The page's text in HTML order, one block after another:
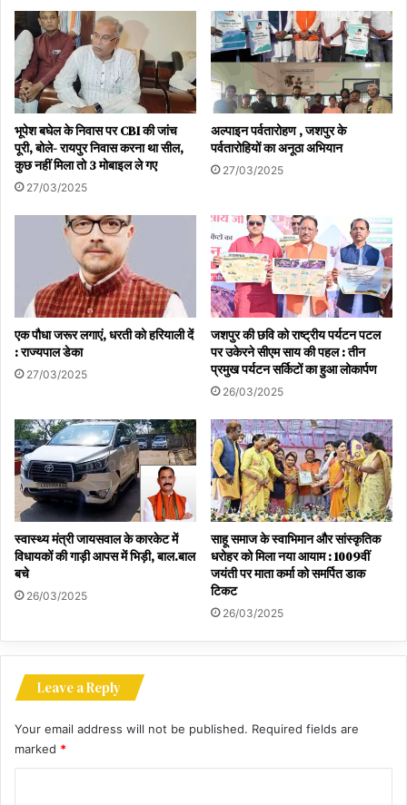
भूपेश बघेल के निवास पर CBI की जांच
पूरी, बोले- रायपुर निवास करना था सील,
कुछ नहीं मिला तो 3 मोबाइल ले गए
27/03/2025
अल्पाइन पर्वतारोहण , जशपुर के
पर्वतारोहियों का अनूठा अभियान
27/03/2025
एक पौधा जरूर लगाएं, धरती को हरियाली दें
: राज्यपाल डेका
27/03/2025
जशपुर की छवि को राष्ट्रीय पर्यटन पटल
पर उकेरने सीएम साय की पहल : तीन
प्रमुख पर्यटन सर्किटों का हुआ लोकार्पण
26/03/2025
स्वास्थ्य मंत्री जायसवाल के कारकेट में
विधायकों की गाड़ी आपस में भिड़ी, बाल.बाल
बचे
26/03/2025
साहू समाज के स्वाभिमान और सांस्कृतिक
धरोहर को मिला नया आयाम : 1009वीं
जयंती पर माता कर्मा को समर्पित डाक
टिकट
26/03/2025
Leave a Reply
Your email address will not be published. Required fields are
marked *